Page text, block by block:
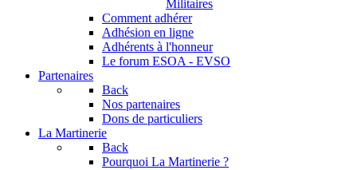
Militaires
Comment adhérer
Adhésion en ligne
Adhérents à l'honneur
Le forum ESOA - EVSO
Partenaires
Back
Nos partenaires
Dons de particuliers
La Martinerie
Back
Pourquoi La Martinerie ?